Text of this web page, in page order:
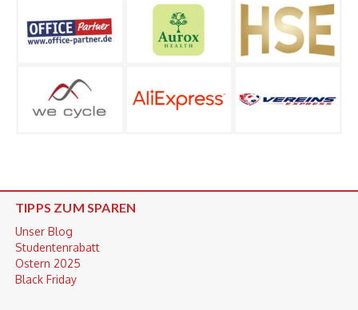
TIPPS ZUM SPAREN
Unser Blog
Studentenrabatt
Ostern 2025
Black Friday